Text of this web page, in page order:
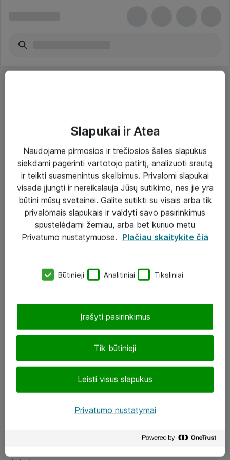
Paslaugos
Sprendimai
Įgyvendinti projektai
Atea ekspertų patarimai verslui
eShop@atea.lt
LinkedIn
Slapukai ir Atea
Naudojame pirmosios ir trečiosios šalies slapukus
siekdami pagerinti vartotojo patirtį, analizuoti srautą
ir teikti suasmenintus skelbimus. Privalomi slapukai
visada įjungti ir nereikalauja Jūsų sutikimo, nes jie yra
būtini mūsų svetainei. Galite sutikti su visais arba tik
privalomais slapukais ir valdyti savo pasirinkimus
spustelėdami žemiau, arba bet kuriuo metu
Privatumo nustatymuose. Plačiau skaitykite čia
Būtinieji Analitiniai Tiksliniai
Tik būtinieji
Leisti visus slapukus
Įrašyti pasirinkimus
Privatumo nustatymai